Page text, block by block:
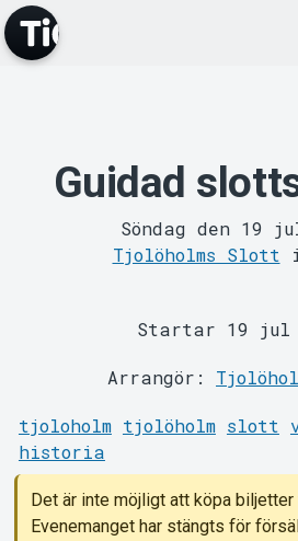
Guidad
Söndag den 19
Tjolöholms Slott
Startar 19 jul
Arrangör:
tjoloholm tjolöholm slott
historia
Det är inte möjligt att köpa
Evenemanget har stängts för